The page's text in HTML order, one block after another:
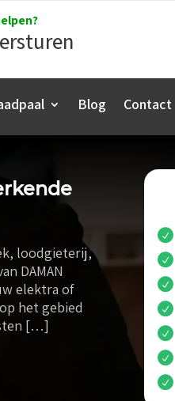
Blog Contact
loodgieterij,
DAMAN
elektra of
het gebied
[…]